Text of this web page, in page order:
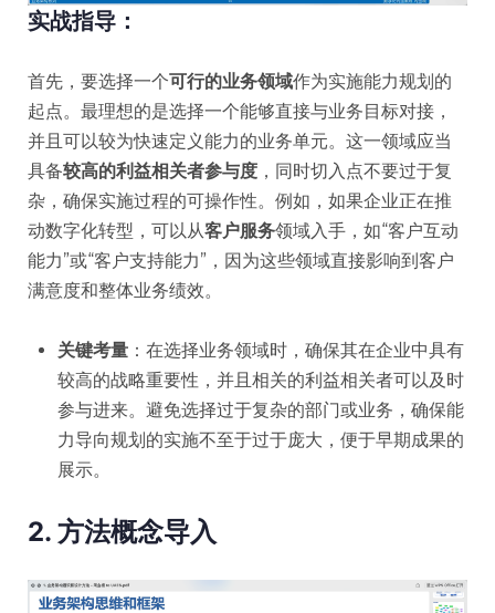
实战指导：
首先，要选择一个可行的业务领域作为实施能力规划的
起点。最理想的是选择一个能够直接与业务目标对接，
并且可以较为快速定义能力的业务单元。这一领域应当
具备较高的利益相关者参与度 ，同时切入点不要过于复
杂，确保实施过程的可操作性。例如，如果企业正在推
动数字化转型，可以从客户服务领域入手，如“客户互动
能力”或“客户支持能力”，因为这些领域直接影响到客户
满意度和整体业务绩效。
关键考量 ：在选择业务领域时，确保其在企业中具有
较高的战略重要性，并且相关的利益相关者可以及时
参与进来。避免选择过于复杂的部门或业务，确保能
力导向规划的实施不至于过于庞大，便于早期成果的
展示。
2. 方法概念导入